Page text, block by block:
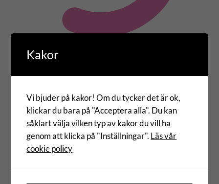
Vanliga frågor
Hur kan Pokayoke hjälpa oss
att utveckla vår
logistikverksamhet?
Kakor
Vi bjuder på kakor! Om du tycker det är ok,
klickar du bara på "Acceptera alla". Du kan
såklart välja vilken typ av kakor du vill ha
genom att klicka på "Inställningar". Läs vår
cookie policy